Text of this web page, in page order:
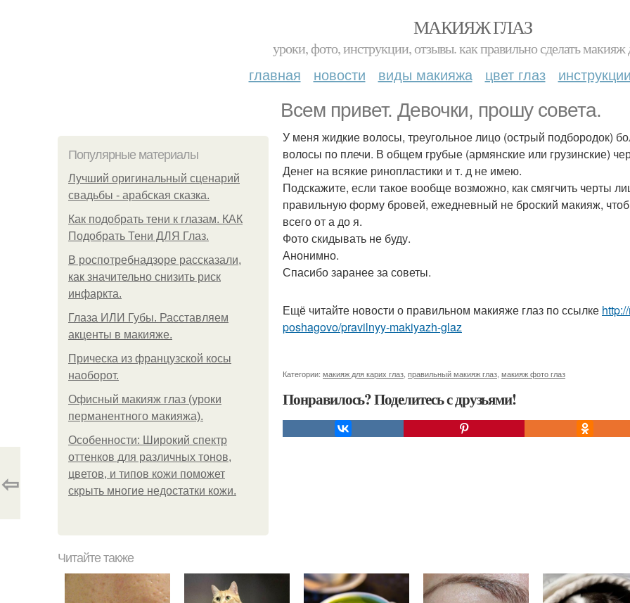
МАКИЯЖ ГЛАЗ
уроки, фото, инструкции, отзывы. как правильно сделать макияж
главная новости виды макияжа цвет глаз
Всем привет. Девочки, прошу совета.
Популярные материалы
Лучший оригинальный сценарий
свадьбы - арабская сказка.
Как подобрать тени к глазам. КАК
Подобрать Тени ДЛЯ Глаз.
В роспотребнадзоре рассказали,
как значительно снизить риск
инфаркта.
Глаза ИЛИ Губы. Расставляем
акценты в макияже.
Прическа из французской косы
наоборот.
Офисный макияж глаз (уроки
перманентного макияжа).
Особенности: Широкий спектр
оттенков для различных тонов,
цветов, и типов кожи поможет
скрыть многие недостатки кожи.
У меня жидкие волосы, треугольное лицо (острый подбородок)
волосы по плечи. В общем грубые (армянские или грузинские)
Денег на всякие ринопластики и т. д не имею.
Подскажите, если такое вообще возможно, как смягчить черты
правильную форму бровей, ежедневный не броский макияж,
всего от а до я.
Фото скидывать не буду.
Анонимно.
Спасибо заранее за советы.
Ещё читайте новости о правильном макияже глаз по ссылке
poshagovo/pravilnyy-makiyazh-glaz
Категории: макияж для карих глаз правильный макияж глаз макияж фото глаз
Понравилось? Поделитесь с друзьями!
⇦
Читайте также